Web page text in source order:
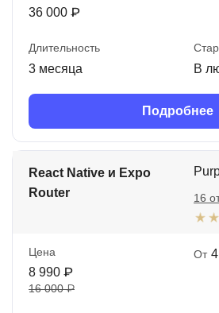
36 000 ₽
Длительность
3 месяца В
Подробнее
React Native и Expo
Router
16
Цена
8 990 ₽
16 000 ₽
От